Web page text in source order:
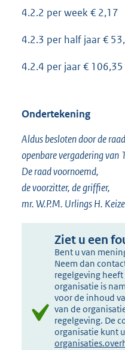
4.2.2 per week € 2,17
4.2.3 per half jaar €
4.2.4 per jaar € 106,35
Ondertekening
Aldus besloten door de
openbare vergadering van
De raad voornoemd,
de voorzitter, de griffier,
mr. W.P.M. Urlings H.
Ziet u een
Bent u van
Neem dan
regelgeving
organisatie is
voor de inhoud
van de
regelgeving. De
organisatie kunt